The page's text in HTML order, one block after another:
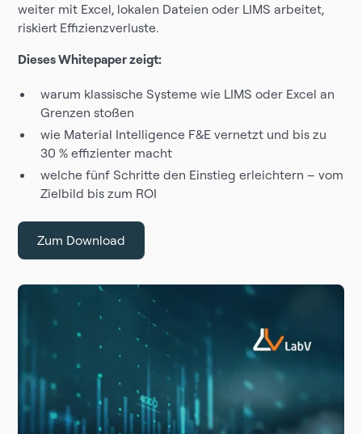
weiter mit Excel, lokalen Dateien oder LIMS arbeitet,
riskiert Effizienzverluste.
Dieses Whitepaper zeigt:
warum klassische Systeme wie LIMS oder Excel an
Grenzen stoßen
wie Material Intelligence F&E vernetzt und bis zu
30 % effizienter macht
welche fünf Schritte den Einstieg erleichtern – vom
Zielbild bis zum ROI
Zum Download